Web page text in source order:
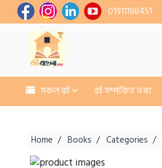
01911198451
সকল বই বই সম্পর্কিত তথ্য
Home Books Categories